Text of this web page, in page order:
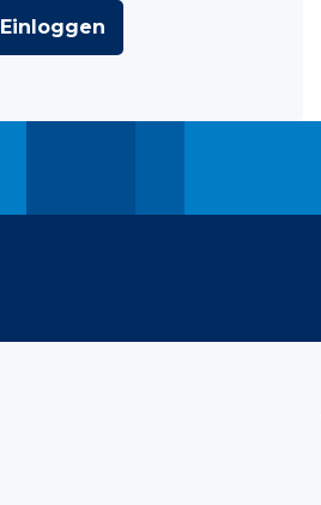
Einloggen